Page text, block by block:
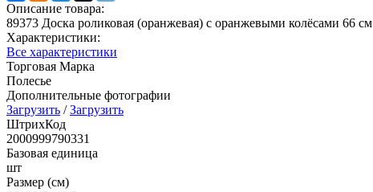
Описание товара:
89373 Доска роликовая (оранжевая) с оранжевыми колёсами 66 см
Характеристики:
Все характеристики
Торговая Марка
Полесье
Дополнительные фотографии
Загрузить /Загрузить
ШтрихКод
2000999790331
Базовая единица
шт
Размер (см)